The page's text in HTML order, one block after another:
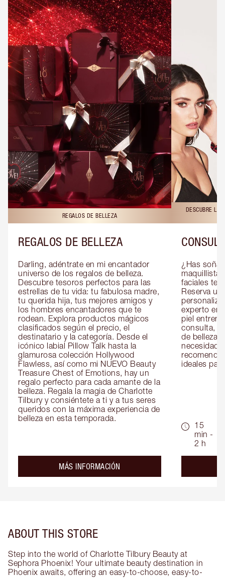
REGALOS DE BELLEZA
REGALOS DE BELLEZA
Darling, adéntrate en mi encantador
universo de los regalos de belleza.
Descubre tesoros perfectos para las
estrellas de tu vida: tu fabulosa madre,
tu querida hija, tus mejores amigos y
los hombres encantadores que te
rodean. Explora productos mágicos
clasificados según el precio, el
destinatario y la categoría. Desde el
icónico labial Pillow Talk hasta la
glamurosa colección Hollywood
Flawless, así como mi NUEVO Beauty
Treasure Chest of Emotions, hay un
regalo perfecto para cada amante de la
belleza. Regala la magia de Charlotte
Tilbury y consiéntete a ti y a tus seres
queridos con la máxima experiencia de
belleza en esta temporada.
MÁS INFORMACIÓN
DESCUBRE
¿Has
maquillista
faciales te
Reserva
experto en
piel
consulta,
de belleza
ideales
15
min -
2 h
ABOUT THIS STORE
Step into the world of Charlotte Tilbury Beauty at
Sephora Phoenix! Your ultimate beauty destination in
Phoenix awaits, offering an easy-to-choose, easy-to-